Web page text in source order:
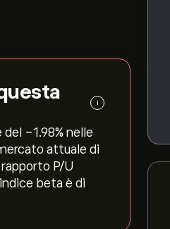
i
del ‎-1.98‎% nelle
attuale di
P/U
beta è di